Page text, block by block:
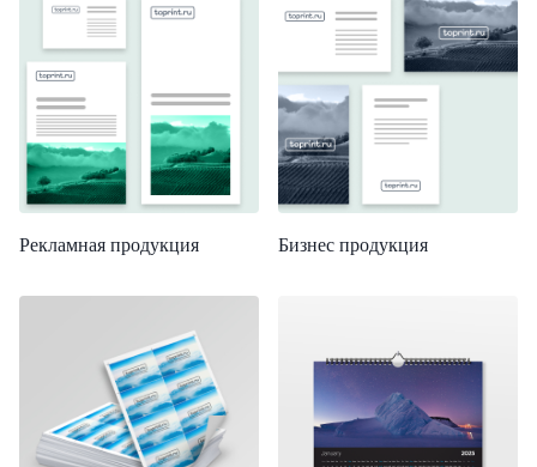
Рекламная продукция Бизнес продукция